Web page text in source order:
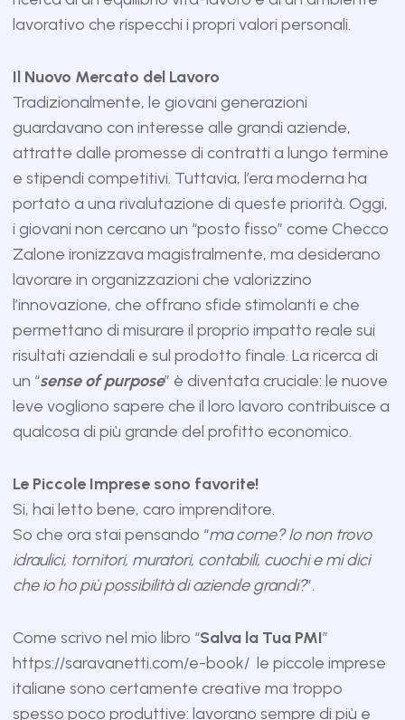
lavorativo che rispecchi i propri valori personali.
Il Nuovo Mercato del Lavoro
Tradizionalmente, le giovani generazioni
guardavano con interesse alle grandi aziende,
attratte dalle promesse di contratti a lungo termine
e stipendi competitivi. Tuttavia, l’era moderna ha
portato a una rivalutazione di queste priorità. Oggi,
i giovani non cercano un “posto fisso” come Checco
Zalone ironizzava magistralmente, ma desiderano
lavorare in organizzazioni che valorizzino
l’innovazione, che offrano sfide stimolanti e che
permettano di misurare il proprio impatto reale sui
risultati aziendali e sul prodotto finale. La ricerca di
un “sense of purpose” è diventata cruciale: le nuove
leve vogliono sapere che il loro lavoro contribuisce a
qualcosa di più grande del profitto economico.
Le Piccole Imprese sono favorite!
Si, hai letto bene, caro imprenditore.
So che ora stai pensando “ma come? Io non trovo
idraulici, tornitori, muratori, contabili, cuochi e mi dici
che io ho più possibilità di aziende grandi?”.
Come scrivo nel mio libro “Salva la Tua PMI”
https://saravanetti.com/e-book/le piccole imprese
italiane sono certamente creative ma troppo
spesso poco produttive: lavorano sempre di più e